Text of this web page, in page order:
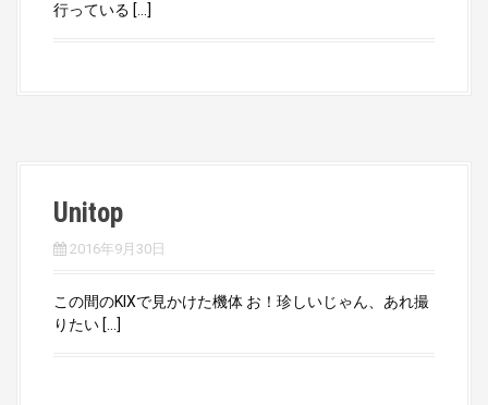
行っている […]
Unitop
2016年9月30日
この間のKIXで見かけた機体 お！珍しいじゃん、あれ撮
りたい […]